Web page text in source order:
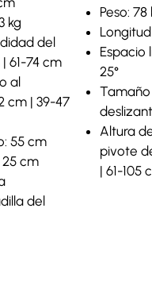
kg
del
61-74 cm
al
cm | 39-47
55 cm
cm
del
Peso: 78
Espacio
25°
Altura
pivote
| 61-105